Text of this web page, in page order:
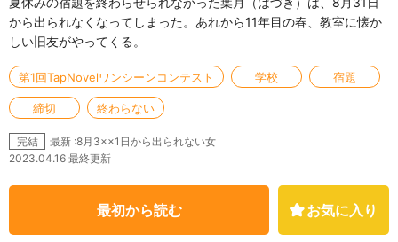
から出られなくなってしまった。あれから11年目の春、教室に懐か
しい旧友がやってくる。
第1回TapNovelワンシーンコンテスト 学校 宿題
締切 終わらない
完結
最新 :8月3××1日から出られない女
2023.04.16 最終更新
最初から読む お気に入り